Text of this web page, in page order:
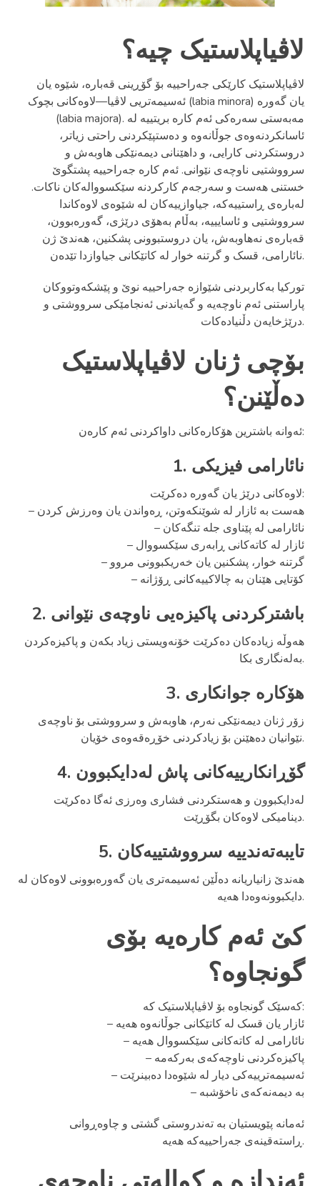
لاڤیاپلاستیک چیه؟
لاڤیاپلاستیک کارێکی جەراحییە بۆ گۆڕینی قەبارە، شێوە یان
ئەسیمەتریی لاڤیا—لاوەکانی بچوک (labia minora) یان گەورە
(labia majora). مەبەستی سەرەکی ئەم کارە بریتییە لە
ئاسانکردنەوەی جوڵانەوە و دەستپێکردنی راحتی زیاتر،
دروستکردنی کارایی، و داهێنانی دیمەنێکی هاوبەش و
سرووشتیی ناوچەی نێوانی. ئەم کارە جەراحییە پشتگوێ
خستنی هەست و سەرجەم کارکردنە سێکسووالەکان ناکات.
لەبارەی ڕاستییەکە، جیاوازییەکان لە شێوەی لاوەکاندا
سرووشتیی و ئاسایییە، بەڵام بەھۆی درێژی، گەورەبوون،
قەبارەی نەهاوبەش، یان دروستبوونی پشکنین، هەندێ ژن
نائارامی، قسک و گرتنە خوار لە کاتێکانی جیاوازدا تێدەن.
تورکیا بەکاربردنی شێوازە جەراحییە نوێ و پێشکەوتووکان
پاراستنی ئەم ناوچەیە و گەیاندنی ئەنجامێکی سرووشتی و
درێژخایەن دڵنیادەکات.
بۆچی ژنان لاڤیاپلاستیک
دەڵێنن؟
ئەوانە باشترین هۆکارەکانی داواکردنی ئەم کارەن:
1. نائارامی فیزیکی
لاوەکانی درێژ یان گەورە دەکرێت:
– هەست بە ئازار لە شوێنکەوتن، ڕەواندن یان وەرزش کردن
– نائارامی لە پێناوی جلە تنگەکان
– ئازار لە کاتەکانی ڕابەری سێکسووال
– گرتنە خوار، پشکنین یان خەریکبوونی مروو
– کۆتایی هێنان بە چالاکییەکانی ڕۆژانە
2. باشترکردنی پاکیزەیی ناوچەی نێوانی
هەوڵە زیادەکان دەکرێت خۆنەویستی زیاد بکەن و پاکیزەکردن
بەلەنگاری بکا.
3. هۆکارە جوانکاری
زۆر ژنان دیمەنێکی نەرم، هاوبەش و سرووشتی بۆ ناوچەی
نێوانیان دەھێنن بۆ زیادکردنی خۆڕەقەوەی خۆیان.
4. گۆڕانکارییەکانی پاش لەدایکبوون
لەدایکبوون و هەستکردنی فشاری وەرزی ئەگا دەکرێت
دینامیکی لاوەکان بگۆڕێت.
5. تایبەتەندییە سرووشتییەکان
هەندێ زانیاریانە دەڵێن ئەسیمەتری یان گەورەبوونی لاوەکان لە
دایکبوونەوەدا هەیە.
کێ ئەم کارەیە بۆی
گونجاوە؟
کەسێک گونجاوە بۆ لاڤیاپلاستیک کە:
– ئازار یان قسک لە کاتێکانی جوڵانەوە هەیە
– نائارامی لە کاتەکانی سێکسووال هەیە
– پاکیزەکردنی ناوچەکەی بەرکەمە
– ئەسیمەترییەکی دیار لە شێوەدا دەبینرێت
– بە دیمەنەکەی ناخۆشبە
ئەمانە پێویستیان بە تەندروستی گشتی و چاوەڕوانی
ڕاستەقینەی جەراحییەکە هەیە.